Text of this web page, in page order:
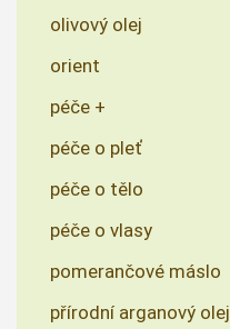
olivový olej
orient
péče +
péče o pleť
péče o tělo
péče o vlasy
pomerančové máslo
přírodní arganový olej